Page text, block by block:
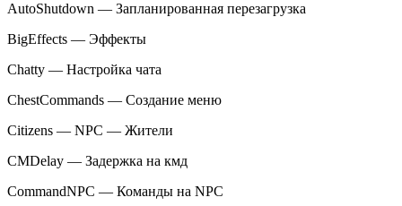
AutoShutdown — Запланированная перезагрузка
BigEffects — Эффекты
Chatty — Настройка чата
ChestCommands — Создание меню
Citizens — NPC — Жители
CMDelay — Задержка на кмд
СommandNPC — Команды на NPC